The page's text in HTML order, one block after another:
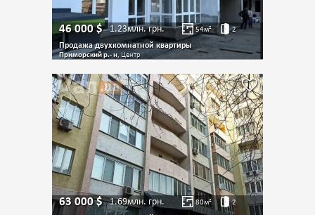
46 000$ 1.23млн.грн. 54м² 2
Продажа двухкомнатной квартиры
Приморский р.- н, Центр
63 000$ 1.69млн. грн. 80м² 2